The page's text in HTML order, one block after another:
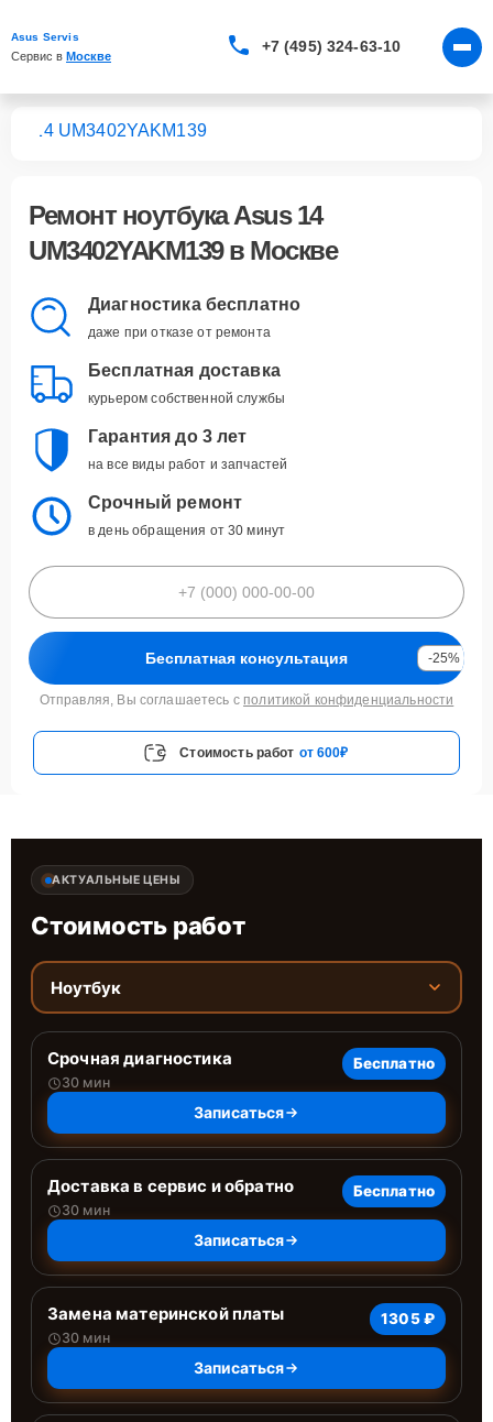
Asus Servis
Сервис в Москве
+7 (495) 324-63-10
14 UM3402YAKM139
Ремонт ноутбука Asus 14
UM3402YAKM139в Москве
Диагностика бесплатно
даже при отказе от ремонта
Бесплатная доставка
курьером собственной службы
Гарантия до 3 лет
на все виды работ и запчастей
Срочный ремонт
в день обращения от 30 минут
Бесплатная консультация -25%
Отправляя, Вы соглашаетесь с политикой конфиденциальности
Стоимость работ от 600₽
АКТУАЛЬНЫЕ ЦЕНЫ
Стоимость работ
Ноутбук
Срочная диагностика
30 мин
Бесплатно
Записаться
Доставка в сервис и обратно
30 мин
Бесплатно
Записаться
Замена материнской платы
30 мин
1305 ₽
Записаться